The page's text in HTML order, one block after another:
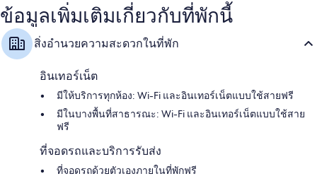
บาย
ฮิล
ตัน
ศูนย์
ประวัติศาสตร์
ข้อมูลเพิ่มเติมเกี่ยวกับที่พักนี้
สิ่งอำนวยความสะดวกในที่พัก
อินเทอร์เน็ต
มีให้บริการทุกห้อง: Wi-Fi และอินเทอร์เน็ตแบบใช้สายฟรี
มีในบางพื้นที่สาธารณะ: Wi-Fi และอินเทอร์เน็ตแบบใช้สาย
ฟรี
ที่จอดรถและบริการรับส่ง
ที่จอดรถด้วยตัวเองภายในที่พักฟรี